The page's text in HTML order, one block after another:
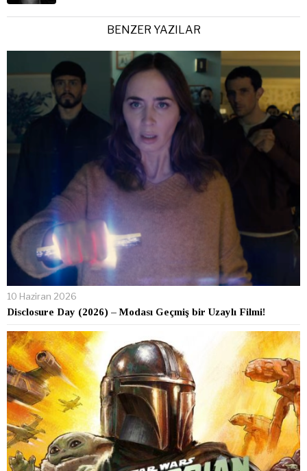
BENZER YAZILAR
10 Haziran 2026
Disclosure Day (2026) – Modası Geçmiş bir Uzaylı Filmi!